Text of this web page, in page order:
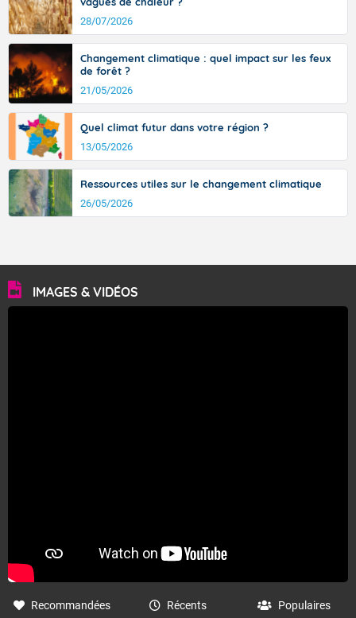
28/07/2026
Changement climatique : quel impact sur les feux
de forêt ?
21/05/2026
Quel climat futur dans votre région ?
13/05/2026
Ressources utiles sur le changement climatique
26/05/2026
IMAGES & VIDÉOS
Recommandées Récents Populaires